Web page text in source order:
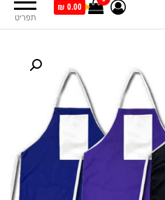
תפריט
0.00 ₪